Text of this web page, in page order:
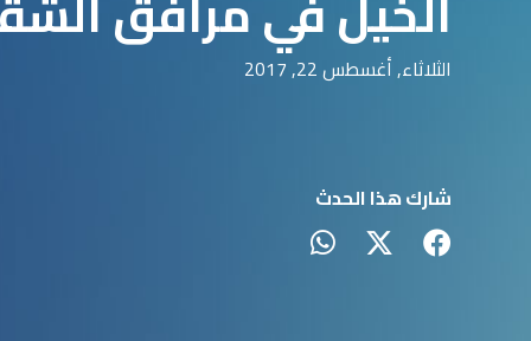
الثلاثاء, أغسطس 22, 2017
شارك هذا الحدث